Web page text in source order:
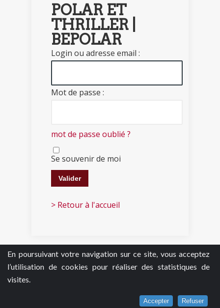
En poursuivant votre navigation sur ce site, vous acceptez
l’utilisation de cookies pour réaliser des statistiques de
visites.
Accepter Refuser
POLAR ET
THRILLER |
BEPOLAR
Login ou adresse email :
Mot de passe :
mot de passe oublié ?
Se souvenir de moi
> Retour à l'accueil